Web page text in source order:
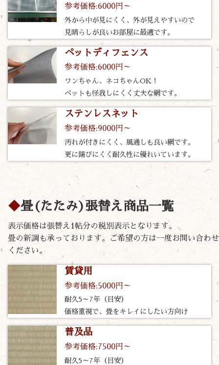
参考価格:6000円～
外から中が見にくく、外が見えやすいので
見晴らしが良いお部屋に最適です。
ペットディフェンス
参考価格:6000円～
ワンちゃん、ネコちゃんOK！
ペットも怪我しにくく丈夫な網です。
ステンレスネット
参考価格:9000円～
汚れが付きにくく、風通しも良い網です。
更に錆びにくく耐久性に優れいています。
畳(たたみ)張替え商品一覧
表示価格は張替え1帖分の税別表示となります。
畳の新調も承っております。ご希望の方は一度お問い合わせ
ください。
賃貸用
参考価格:5000円～
耐久5～7年（目安）
価格重視で、畳をキレイにしたい方向け
普及品
参考価格:7500円～
耐久5～7年（目安）